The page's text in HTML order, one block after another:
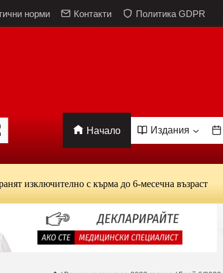
норми Контакти Политика GDPR
Начало Издания
с кърма до 6-месечна възраст